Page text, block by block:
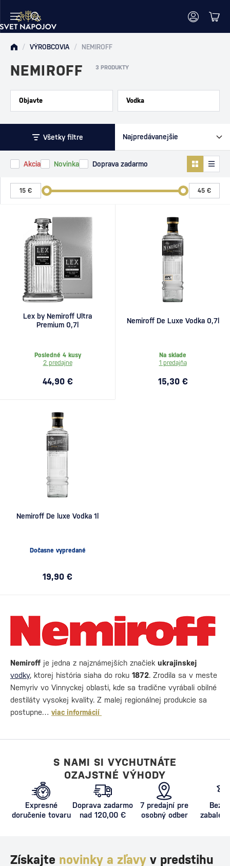
/ VÝROBCOVIA / NEMIROFF
NEMIROFF 3 PRODUKTY
Objavte Vodka
Všetky filtre
Akcia Novinka Doprava zadarmo
Lex by Nemiroff Ultra
Premium 0,7l
Posledné 4 kusy
2 predajne
44,90 €
Nemiroff De Luxe Vodka 0,7l
Na sklade
1 predajňa
15,30 €
Nemiroff De luxe Vodka 1l
Dočasne vypredané
19,90 €
Nemiroff je jedna z najznámejších značiek ukrajinskej
vodky, ktorej história siaha do roku 1872. Zrodila sa v meste
Nemyriv vo Vinnyckej oblasti, kde sa tradične vyrábali obilné
destiláty vysokej kvality. Z malej regionálnej produkcie sa
postupne… viac informácií
S NAMI SI VYCHUTNÁTE
OZAJSTNÉ VÝHODY
Expresné
doručenie tovaru
Doprava zadarmo
nad 120,00 €
7 predajní pre
osobný odber
Získajte novinky a zľavy v predstihu